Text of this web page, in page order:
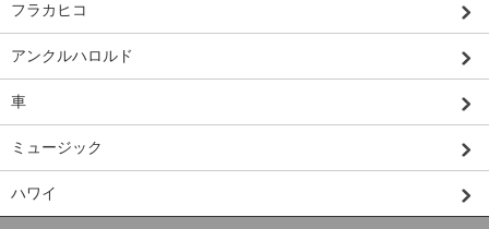
フラカヒコ
アンクルハロルド
車
ミュージック
ハワイ